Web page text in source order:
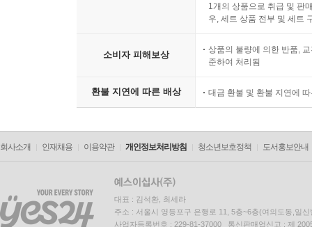
1개의 상품으로 취급 및 판
우, 세트 상품 전부 및 세트
소비자 피해보상
상품의 불량에 의한 반품,
준하여 처리됨
환불 지연에 따른 배상 대금 환불 및 환불 지연에
회사소개 인재채용 이용약관 개인정보처리방침 청소년보호정책 도서홍보안내
대표 : 김석환, 최세라
주소 : 서울시 영등포구 은행로 11, 5층~6층(여의도동,일신
사업자등록번호 : 229-81-37000 통신판매업신고 : 제